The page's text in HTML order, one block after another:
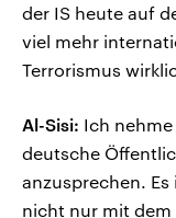
der IS heute auf
viel mehr
Terrorismus
Al-Sisi: Ich
deutsche
anzusprechen.
nicht nur mit dem